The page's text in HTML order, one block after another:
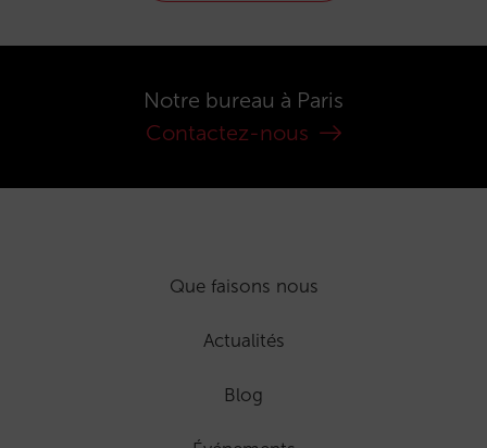
Notre bureau à Paris
Contactez-nous
Que faisons nous
Actualités
Blog